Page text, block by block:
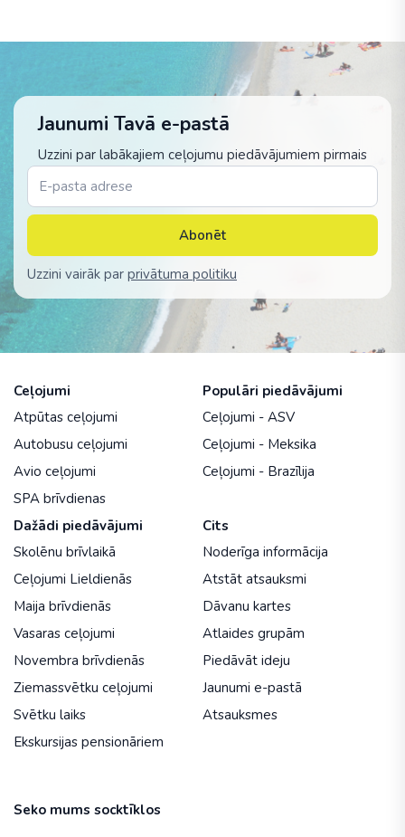
Jaunumi Tavā e-pastā
Uzzini par labākajiem ceļojumu piedāvājumiem pirmais
Abonēt
Uzzini vairāk par privātuma politiku
Ceļojumi
Atpūtas ceļojumi
Autobusu ceļojumi
Avio ceļojumi
SPA brīvdienas
Populāri piedāvājumi
Ceļojumi - ASV
Ceļojumi - Meksika
Ceļojumi - Brazīlija
Dažādi piedāvājumi
Skolēnu brīvlaikā
Ceļojumi Lieldienās
Maija brīvdienās
Vasaras ceļojumi
Novembra brīvdienās
Ziemassvētku ceļojumi
Svētku laiks
Ekskursijas pensionāriem
Cits
Noderīga informācija
Atstāt atsauksmi
Dāvanu kartes
Atlaides grupām
Piedāvāt ideju
Jaunumi e-pastā
Atsauksmes
Seko mums socktīklos